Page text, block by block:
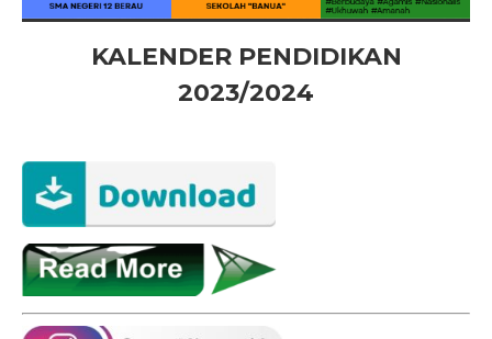
KALENDER PENDIDIKAN
2023/2024